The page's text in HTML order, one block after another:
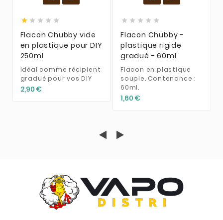
    
Flacon Chubby vide
en plastique pour DIY
250ml
Idéal comme récipient
gradué pour vos DIY
2,90 €
    
Flacon Chubby -
plastique rigide
gradué - 60ml
Flacon en plastique
souple. Contenance :
60ml.
1,60 €